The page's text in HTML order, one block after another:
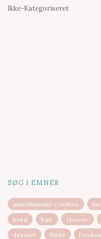
Ikke-Kategoriseret
SØG I EMNER
amerikanske cookies
brød
bær cheese
dessert
fløde